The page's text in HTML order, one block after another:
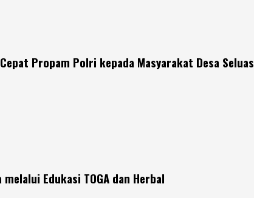
Propam Polri kepada Masyarakat Desa Seluas
Edukasi TOGA dan Herbal